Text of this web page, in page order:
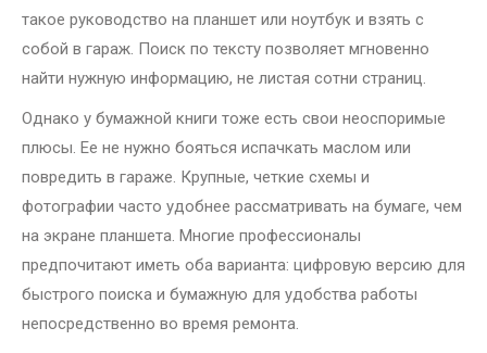
такое руководство на планшет или ноутбук и взять с
собой в гараж. Поиск по тексту позволяет мгновенно
найти нужную информацию, не листая сотни страниц.
Однако у бумажной книги тоже есть свои неоспоримые
плюсы. Ее не нужно бояться испачкать маслом или
повредить в гараже. Крупные, четкие схемы и
фотографии часто удобнее рассматривать на бумаге, чем
на экране планшета. Многие профессионалы
предпочитают иметь оба варианта: цифровую версию для
быстрого поиска и бумажную для удобства работы
непосредственно во время ремонта.